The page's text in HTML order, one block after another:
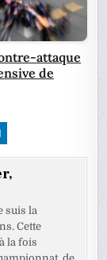
attaque
de
suis la
Cette
la fois